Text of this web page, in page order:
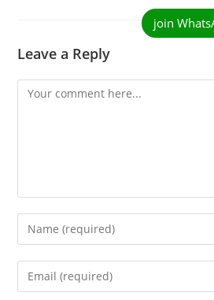
Leave a Reply
Comment
Enter
your
name
Enter
your